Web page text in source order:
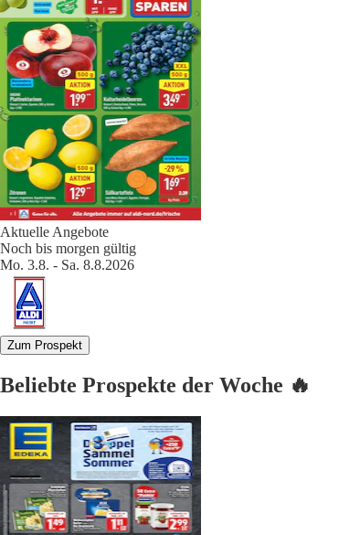
Aktuelle Angebote
Noch bis morgen gültig
Mo. 3.8. - Sa. 8.8.2026
Zum Prospekt
Beliebte Prospekte der Woche 🔥